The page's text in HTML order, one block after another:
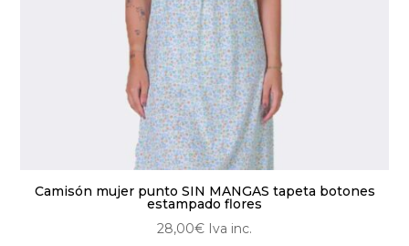
Camisón mujer punto SIN MANGAS tapeta botones
estampado flores
28,00€ Iva inc.